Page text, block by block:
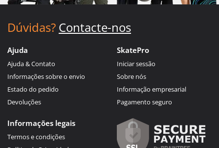
Dúvidas? Contacte-nos
Ajuda
Ajuda & Contato
Informações sobre o envio
Estado do pedido
Devoluções
SkatePro
Iniciar sessão
Sobre nós
Informação empresarial
Pagamento seguro
Informações legais
Termos e condições